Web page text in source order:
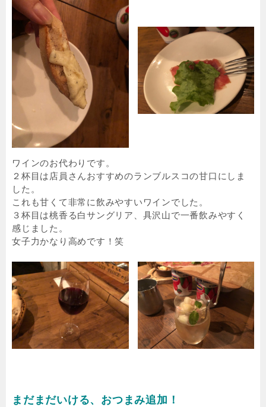
ワインのお代わりです。
２杯目は店員さんおすすめのランブルスコの甘口にしま
した。
これも甘くて非常に飲みやすいワインでした。
３杯目は桃香る白サングリア、具沢山で一番飲みやすく
感じました。
女子力かなり高めです！笑
まだまだいける、おつまみ追加！